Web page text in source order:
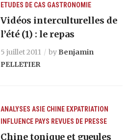
ETUDES DE CAS GASTRONOMIE
Vidéos interculturelles de
l’été (1) : le repas
5 juillet 2011 by Benjamin
PELLETIER
ANALYSES ASIE CHINE EXPATRIATION
INFLUENCE PAYS REVUES DE PRESSE
Chine tonique et gueules